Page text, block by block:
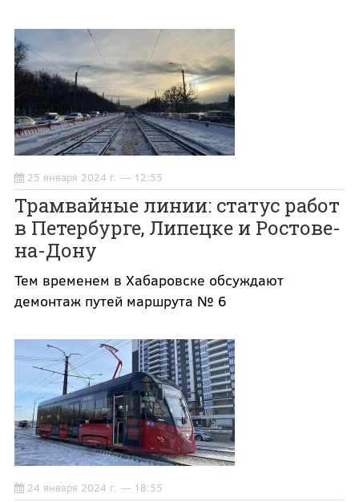
25 января 2024 г. — 12:55
Трамвайные линии: статус работ
в Петербурге, Липецке и Ростове-
на-Дону
Тем временем в Хабаровске обсуждают
демонтаж путей маршрута № 6
24 января 2024 г. — 18:55